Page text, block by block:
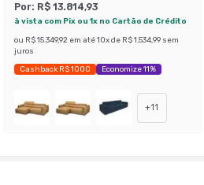
Por: R$ 13.814,93
à vista com Pix ou 1x no Cartão de Crédito
ou R$ 15.349,92 em até 10x de R$ 1.534,99 sem
juros
Cashback R$ 1000 Economize 11%
+11